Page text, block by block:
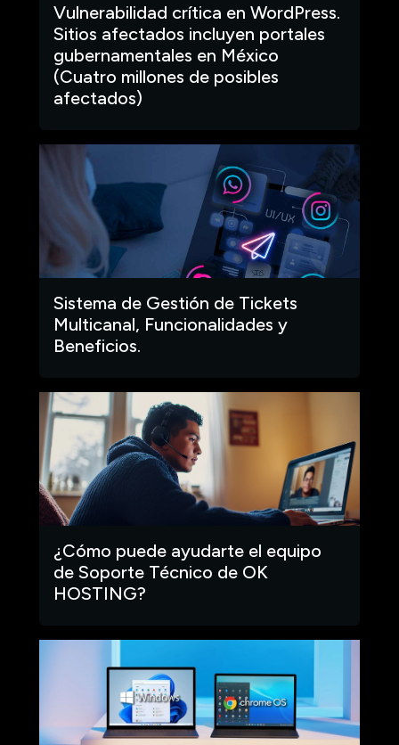
Vulnerabilidad crítica en WordPress.
Sitios afectados incluyen portales
gubernamentales en México
(Cuatro millones de posibles
afectados)
Sistema de Gestión de Tickets
Multicanal, Funcionalidades y
Beneficios.
¿Cómo puede ayudarte el equipo
de Soporte Técnico de OK
HOSTING?